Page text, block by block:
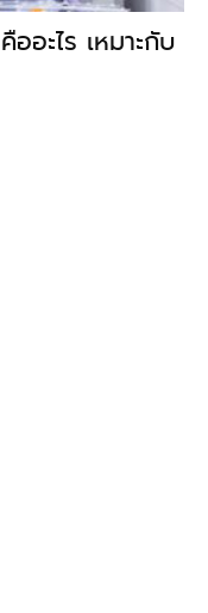
อะไร เหมาะกับ